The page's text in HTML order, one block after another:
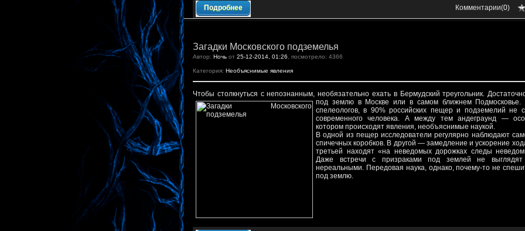
Подробнее Комментарии(0)
Загадки Московского подземелья
Автор: Ночь от 25-12-2014, 01:26, посмотрело: 4366
Категория: Необъяснимые явления
Чтобы столкнуться с непознанным, необязательно ехать в Бермудский треугольник.
под землю в Москве или в самом ближнем Подмосковье.
спелеологов, в 90% российских пещер и подземелий не
современного человека. А между тем андеграунд —
котором происходят явления, необъяснимые наукой.
В одной из пещер исследователи регулярно наблюдают
спичечных коробков. В другой — замедление и ускорение
третьей находят «на неведомых дорожках следы
Даже встречи с призраками под землей не
нереальными. Передовая наука, однако, почему-то не
под землю.